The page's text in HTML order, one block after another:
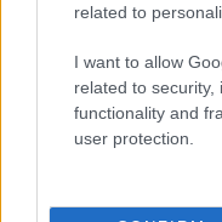
related to
I want to allow
related to security,
functionality and
user protection.